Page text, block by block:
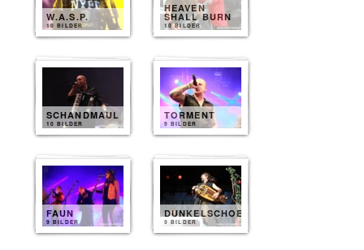
W.A.S.P.
10 BILDER
HEAVEN
SHALL BURN
10 BILDER
SCHANDMAUL
10 BILDER
TORMENT
9 BILDER
FAUN
9 BILDER
DUNKELSCHOEN
9 BILDER